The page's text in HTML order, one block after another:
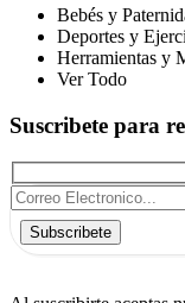
Bebés y
Deportes y
Herramientas y
Ver Todo
Suscribete para
Subscribete